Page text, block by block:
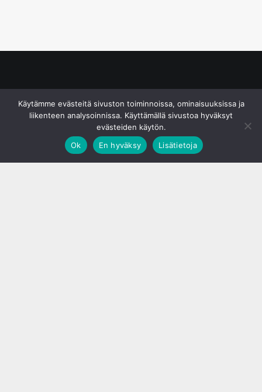
Käytämme evästeitä sivuston toiminnoissa, ominaisuuksissa ja
liikenteen analysoinnissa. Käyttämällä sivustoa hyväksyt
evästeiden käytön.
Ok
En hyväksy Lisätietoja